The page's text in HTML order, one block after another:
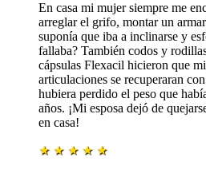
En casa mi mujer siempre me
arreglar el grifo, montar un
suponía que iba a inclinarse y
fallaba? También codos y
cápsulas Flexacil hicieron que
articulaciones se recuperaran
hubiera perdido el peso que
años. ¡Mi esposa dejó de
en casa!
★ ★ ★ ★ ★